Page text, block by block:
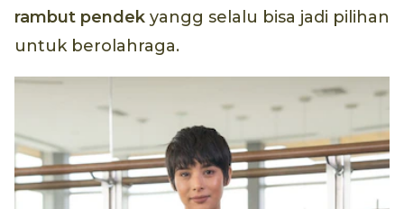
rambut pendek yangg selalu bisa jadi pilihan
untuk berolahraga.